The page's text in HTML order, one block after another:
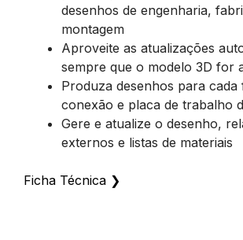
desenhos de engenharia,
montagem
Aproveite as atualizações
sempre que o modelo 3D for
Produza desenhos para
conexão e placa de trabalho
Gere e atualize o desenho,
externos e listas de materiais
Ficha Técnica ❯